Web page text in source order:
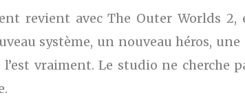
revient avec The Outer Worlds
système, un nouveau héros,
vraiment. Le studio ne cherche